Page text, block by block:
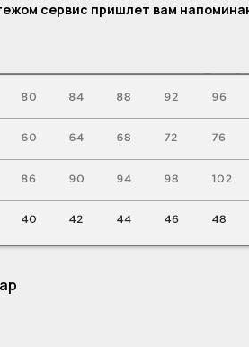
сервис пришлет вам